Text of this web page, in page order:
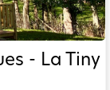
- La Tiny